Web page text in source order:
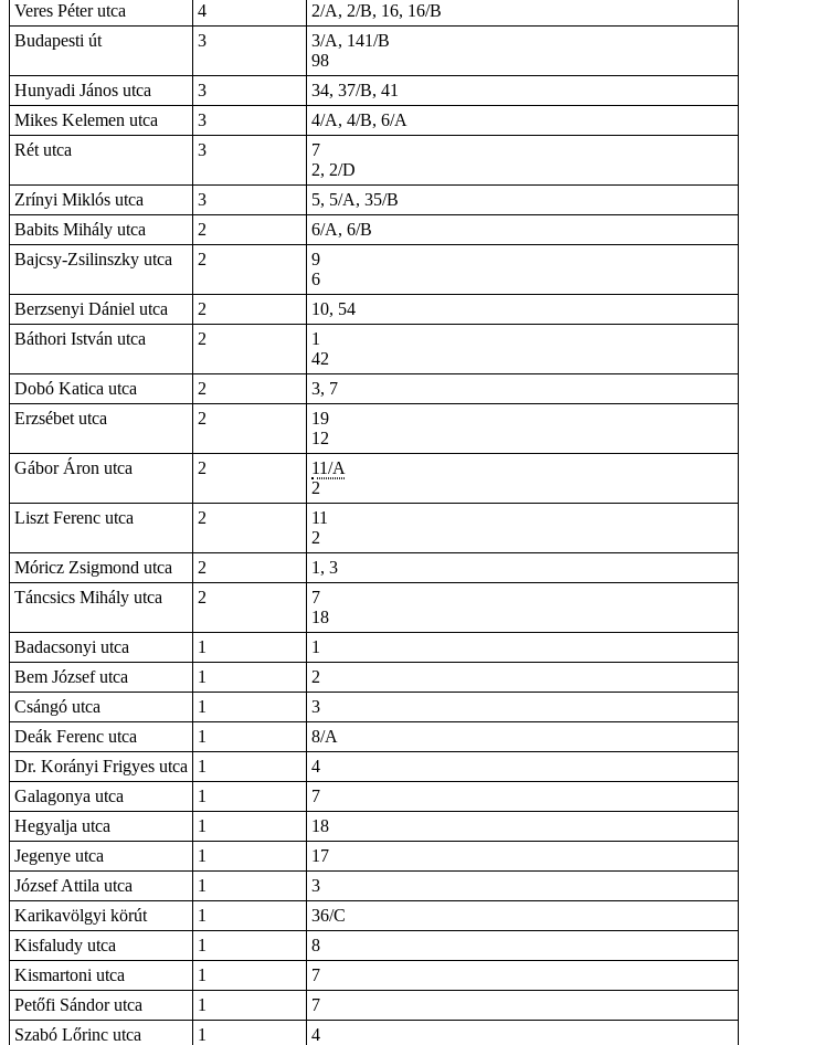
Veres Péter utca
4
2/A, 2/B, 16, 16/B
Budapesti út
3
3/A, 141/B
98
Hunyadi János utca
3
34, 37/B, 41
Mikes Kelemen utca
3
4/A, 4/B, 6/A
Rét utca
3
7
2, 2/D
Zrínyi Miklós utca
3
5, 5/A, 35/B
Babits Mihály utca
2
6/A, 6/B
Bajcsy-Zsilinszky utca
2
9
6
Berzsenyi Dániel utca
2
10, 54
Báthori István utca
2
1
42
Dobó Katica utca
2
3, 7
Erzsébet utca
2
19
12
Gábor Áron utca
2
11/A
2
Liszt Ferenc utca
2
11
2
Móricz Zsigmond utca
2
1, 3
Táncsics Mihály utca
2
7
18
Badacsonyi utca
1
1
Bem József utca
1
2
Csángó utca
1
3
Deák Ferenc utca
1
8/A
Dr. Korányi Frigyes utca
1
4
Galagonya utca
1
7
Hegyalja utca
1
18
Jegenye utca
1
17
József Attila utca
1
3
Karikavölgyi körút
1
36/C
Kisfaludy utca
1
8
Kismartoni utca
1
7
Petőfi Sándor utca
1
7
Szabó Lőrinc utca
1 4